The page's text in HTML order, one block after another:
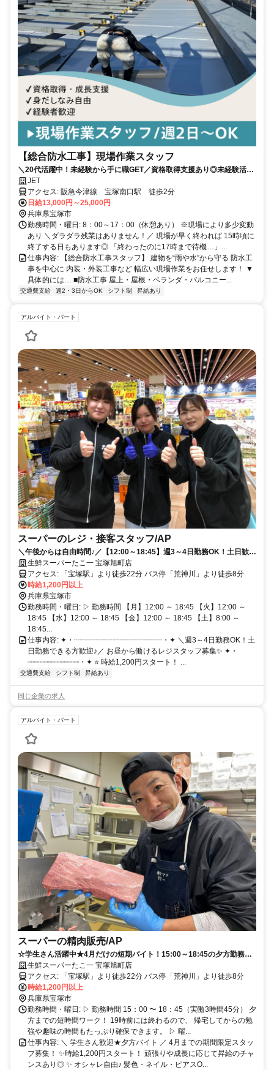
【総合防水工事】現場作業スタッフ
＼20代活躍中！未経験から手に職GET／資格取得支援あり◎未経験活躍
中◎防水・内装・外装など幅広い技術を学べる環境です！
JET
アクセス: 阪急今津線 宝塚南口駅 徒歩2分
日給13,000円～25,000円
兵庫県宝塚市
勤務時間・曜日: 8：00～17：00（休憩あり） ※現場により多少変動
あり ＼ダラダラ残業はありません！／ 現場が早く終われば 15時頃に
終了する日もあります◎ 「終わったのに17時まで待機…」...
仕事内容: 【総合防水工事スタッフ】 建物を“雨や水”から守る 防水工
事を中心に 内装・外装工事など 幅広い現場作業をお任せします！ ▼
具体的には… ■防水工事 屋上・屋根・ベランダ・バルコニー...
交通費支給 週2・3日からOK シフト制 昇給あり
アルバイト・パート
スーパーのレジ・接客スタッフ/AP
＼午後からは自由時間♪／【12:00～18:45】週3～4日勤務OK！土日歓迎
のレジスタッフ募集★
生鮮スーパーたこ一 宝塚旭町店
アクセス: 「宝塚駅」より徒歩22分 バス停「荒神川」より徒歩8分
時給1,200円以上
兵庫県宝塚市
勤務時間・曜日: ▷ 勤務時間 【月】12:00 ～ 18:45 【火】12:00 ～
18:45 【水】12:00 ～ 18:45 【金】12:00 ～ 18:45 【土】8:00 ～
18:45...
仕事内容: ✦・┈┈┈┈┈┈┈┈┈┈┈┈・✦ ＼週3～4日勤務OK！土
日勤務できる方歓迎♪／ お昼から働けるレジスタッフ募集✨ ✦・
┈┈┈┈┈┈┈┈┈┈┈┈・✦ ⭐️ 時給1,200円スタート！ ...
交通費支給 シフト制 昇給あり
同じ企業の求人
アルバイト・パート
スーパーの精肉販売/AP
☆学生さん活躍中★4月だけの短期バイト！15:00～18:45の夕方勤務◎
週2日～OK＆曜日自由♪スーパー精肉販売
生鮮スーパーたこ一 宝塚旭町店
アクセス: 「宝塚駅」より徒歩22分 バス停「荒神川」より徒歩8分
時給1,200円以上
兵庫県宝塚市
勤務時間・曜日: ▷ 勤務時間 15：00 〜 18：45（実働3時間45分） 夕
方までの短時間ワーク！ 19時前には終わるので、 帰宅してからの勉
強や趣味の時間もたっぷり確保できます。 ▷ 曜...
仕事内容: ＼ 学生さん歓迎★夕方バイト ／ 4月までの期間限定スタッ
フ募集！ ✨時給1,200円スタート！ 頑張りや成長に応じて昇給のチャ
ンスあり◎ ✨ オシャレ自由♪ 髪色・ネイル・ピアスO...